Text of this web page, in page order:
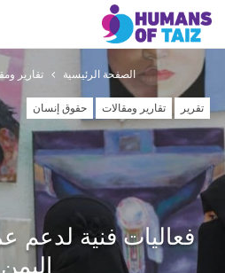
الصفحة الرئيسية تقارير
تقرير تقارير ومقالات حقوق إنسان
فعاليات فنية لدعم
اليمن